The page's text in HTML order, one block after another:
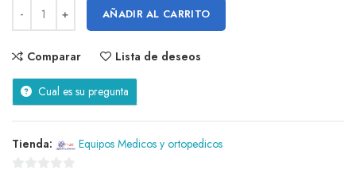
AÑADIR AL CARRITO
Comparar Lista de deseos
Cual es su pregunta
Tienda: Equipos Medicos y ortopedicos